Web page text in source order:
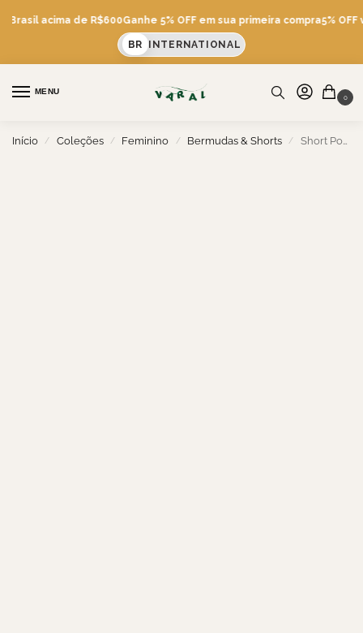
acima de R$600Ganhe 5% OFF em sua primeira compra5% OFF
BR INTERNATIONAL
MENU
0
Início / Coleções / Feminino / Bermudas & Shorts / Short Porto